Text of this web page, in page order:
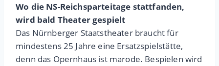
Wo die NS-Reichsparteitage stattfanden,
wird bald Theater gespielt
Das Nürnberger Staatstheater braucht für
mindestens 25 Jahre eine Ersatzspielstätte,
denn das Opernhaus ist marode. Bespielen wird